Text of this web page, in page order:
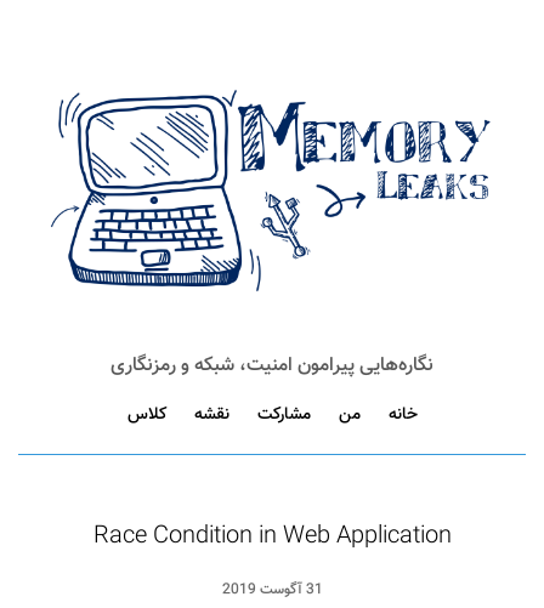
نگاره‌هایی پیرامون امنیت، شبکه و رمزنگاری
خانه من مشارکت نقشه کلاس
Race Condition in Web Application
31 آگوست 2019